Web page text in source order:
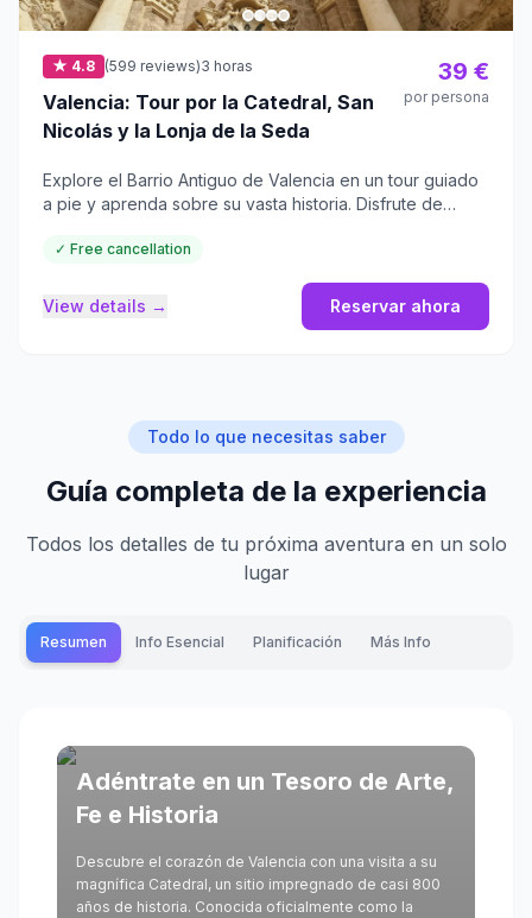
★ 4.8 (599 reviews)3 horas
Valencia: Tour por la Catedral, San
Nicolás y la Lonja de la Seda
39 €
por persona
Explore el Barrio Antiguo de Valencia en un tour guiado
a pie y aprenda sobre su vasta historia. Disfrute de
✓ Free cancellation
View details → Reservar ahora
Todo lo que necesitas saber
Guía completa de la experiencia
Todos los detalles de tu próxima aventura en un solo
lugar
Resumen Info Esencial Planificación Más Info
Adéntrate en un Tesoro de Arte,
Fe e Historia
Descubre el corazón de Valencia con una visita a su
magnífica Catedral, un sitio impregnado de casi 800
años de historia. Conocida oficialmente como la